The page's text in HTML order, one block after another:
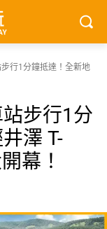
步行1分鐘抵達！全新地
站步行1分
澤 T-
幕！